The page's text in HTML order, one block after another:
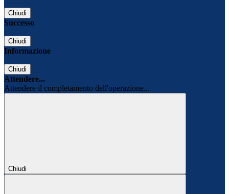
Chiudi
Successo
Chiudi
Informazione
Chiudi
Attendere...
Attendere il completamento dell'operazione...
Chiudi